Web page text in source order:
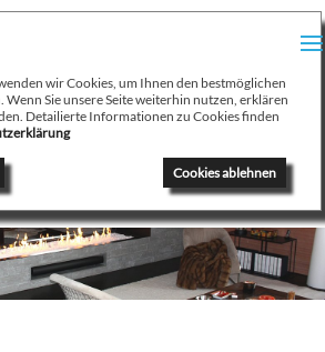
wir Cookies, um Ihnen den bestmöglichen
Wenn Sie unsere Seite weiterhin nutzen, erklären
Detailierte Informationen zu Cookies finden
Cookies ablehnen
Stamminger
- Ausführung - Wartung - Reparatur
Gaskamine Kachelofen Heizkamine